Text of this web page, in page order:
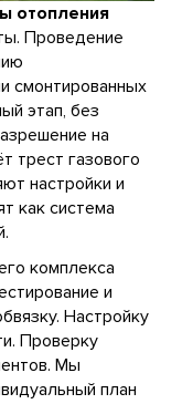
отопления
Проведение
смонтированных
этап, без
на
трест газового
настройки и
как система
комплекса
и
Настройку
Проверку
Мы
план